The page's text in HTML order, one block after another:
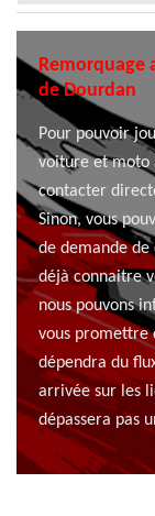
Remorquage
de Dourdan
Pour pouvoir
voiture et moto
contacter
Sinon, vous
de demande de
déjà connaitre
nous pouvons
vous promettre
dépendra du
arrivée sur les
dépassera pas